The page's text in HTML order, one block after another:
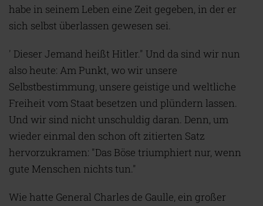
habe in seinem Leben eine Zeit gegeben, in der er
sich selbst überlassen gewesen sei.
' Dieser Jemand heißt Hitler." Und da sind wir nun
also heute: Am Punkt, wo wir unsere
Selbstbestimmung, unsere geistige und weltliche
Freiheit vom Staat besetzen und plündern lassen.
Und wir sind nicht unschuldig daran. Denn, um
wieder einmal den schon oft zitierten Satz
hervorzukramen: "Das Böse triumphiert nur, wenn
gute Menschen nichts tun."
Wie hatte General Charles de Gaulle, ein großer